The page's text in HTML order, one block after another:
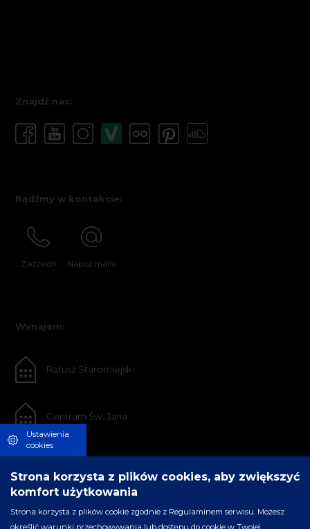
Znajdź nas:
Bądźmy w kontakcie:
Zadzwoń Napisz maila
Wynajem:
Ratusz Staromiejski
Centrum Św. Jana
Ustawienia
cookies
Strona korzysta z plików cookies, aby zwiększyć
komfort użytkowania
Strona korzysta z plików cookie zgodnie z Regulaminem serwisu. Możesz
określić warunki przechowywania lub dostępu do cookie w Twojej